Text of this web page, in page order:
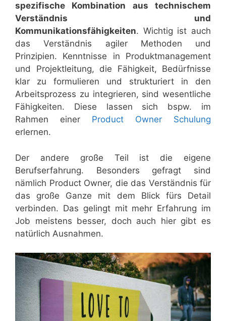
spezifische Kombination aus technischem
Verständnis und
Kommunikationsfähigkeiten. Wichtig ist auch
das Verständnis agiler Methoden und
Prinzipien. Kenntnisse in Produktmanagement
und Projektleitung, die Fähigkeit, Bedürfnisse
klar zu formulieren und strukturiert in den
Arbeitsprozess zu integrieren, sind wesentliche
Fähigkeiten. Diese lassen sich bspw. im
Rahmen einer Product Owner Schulung
erlernen.
Der andere große Teil ist die eigene
Berufserfahrung. Besonders gefragt sind
nämlich Product Owner, die das Verständnis für
das große Ganze mit dem Blick fürs Detail
verbinden. Das gelingt mit mehr Erfahrung im
Job meistens besser, doch auch hier gibt es
natürlich Ausnahmen.